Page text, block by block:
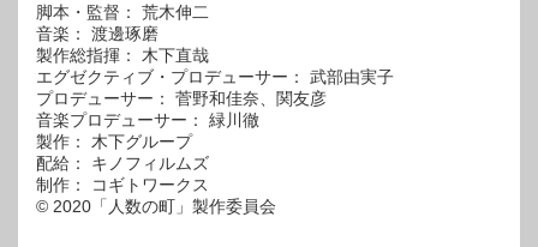
脚本・監督： 荒木伸二
音楽： 渡邊琢磨
製作総指揮： 木下直哉
エグゼクティブ・プロデューサー： 武部由実子
プロデューサー： 菅野和佳奈、関友彦
音楽プロデューサー： 緑川徹
製作： 木下グループ
配給： キノフィルムズ
制作： コギトワークス
© 2020「人数の町」製作委員会